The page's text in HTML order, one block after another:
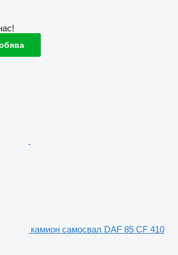
камион самосвал DAF 85 CF 410